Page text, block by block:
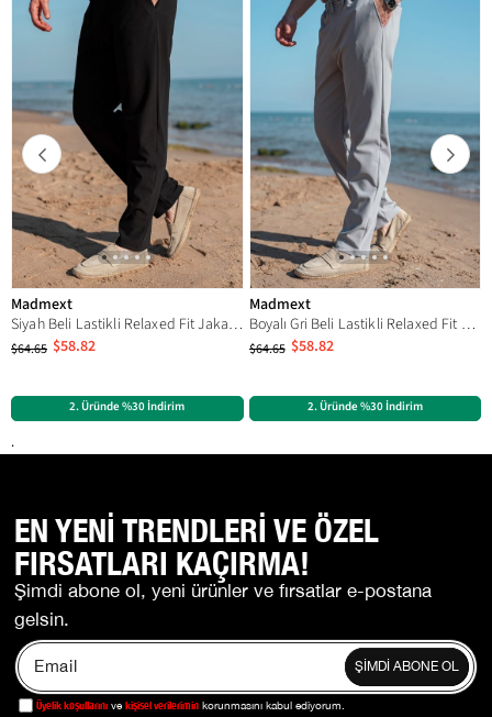
Madmext
Siyah Beli Lastikli Relaxed Fit Jakarlı Erkek Pantolon E6593
$58.82
$64.65
2. Üründe %30 İndirim
Madmext
Boyalı Gri Beli Lastikli Relaxed Fit Jakarlı Erkek Pantolon E6593
$58.82
$64.65
2. Üründe %30 İndirim
.
EN YENİ TRENDLERİ VE ÖZEL
FIRSATLARI KAÇIRMA!
Şimdi abone ol, yeni ürünler ve fırsatlar e-postana
gelsin.
ŞİMDİ ABONE OL
Üyelik koşullarını vekişisel verilerimin korunmasını kabul ediyorum.